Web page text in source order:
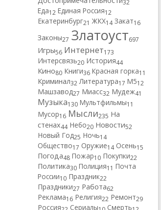
32
Еда12 Единая Россия12
Екатеринбург21 ЖКХ14 Закат16
Законы27 Златоуст697
Игры56 Интернет173
Интерсвязь20 История44
Кино80 Книги36 Красная горка11
Криминал32 Литература17 М512
Машзавод27 Миасс32 Мудеж41
Музыка130 Мультфильмы11
Мусор16 Мысли235 На
стенах44 Небо20 Новости52
Новый Год25 Ночь14
Общество17 Оружие14 Осень15
Погода48 Пожар10 Покупки22
Политика30 Полиция11 Почта
России10 Праздник22
Праздники27 Работа62
Реклама16 Религия22 Ремонт29
Россия Сериалы Смерть